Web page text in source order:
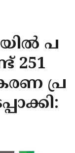
പ
251
പ്ര